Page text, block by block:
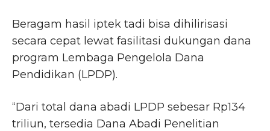
Beragam hasil iptek tadi bisa dihilirisasi
secara cepat lewat fasilitasi dukungan dana
program Lembaga Pengelola Dana
Pendidikan (LPDP).
“Dari total dana abadi LPDP sebesar Rp134
triliun, tersedia Dana Abadi Penelitian